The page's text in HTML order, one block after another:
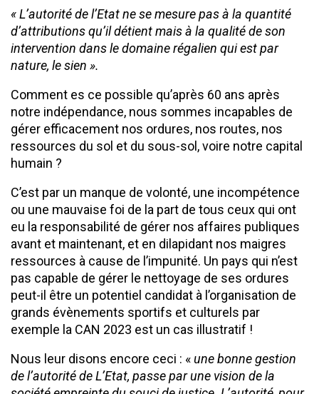
« L’autorité de l’Etat ne se mesure pas à la quantité
d’attributions qu’il détient mais à la qualité de son
intervention dans le domaine régalien qui est par
nature, le sien ».
Comment es ce possible qu’après 60 ans après
notre indépendance, nous sommes incapables de
gérer efficacement nos ordures, nos routes, nos
ressources du sol et du sous-sol, voire notre capital
humain ?
C’est par un manque de volonté, une incompétence
ou une mauvaise foi de la part de tous ceux qui ont
eu la responsabilité de gérer nos affaires publiques
avant et maintenant, et en dilapidant nos maigres
ressources à cause de l’impunité. Un pays qui n’est
pas capable de gérer le nettoyage de ses ordures
peut-il être un potentiel candidat à l’organisation de
grands évènements sportifs et culturels par
exemple la CAN 2023 est un cas illustratif !
Nous leur disons encore ceci : «une bonne gestion
de l’autorité de L’Etat, passe par une vision de la